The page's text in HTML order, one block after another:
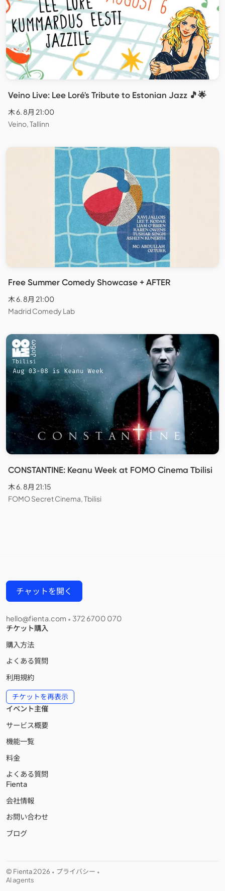
Veino Live: Lee Loré's Tribute to Estonian Jazz 🎵🌟
木 6. 8月 21:00
Veino, Tallinn
Free Summer Comedy Showcase + AFTER
木 6. 8月 21:00
Madrid Comedy Lab
CONSTANTINE: Keanu Week at FOMO Cinema Tbilisi
木 6. 8月 21:15
FOMO Secret Cinema, Tbilisi
チャットを開く
hello@fienta.com • 372 6700 070
チケット購入
購入方法
よくある質問
利用規約
チケットを再表示
イベント主催
サービス概要
機能一覧
料金
よくある質問
Fienta
会社情報
お問い合わせ
ブログ
© Fienta 2026 • プライバシー •
AI agents